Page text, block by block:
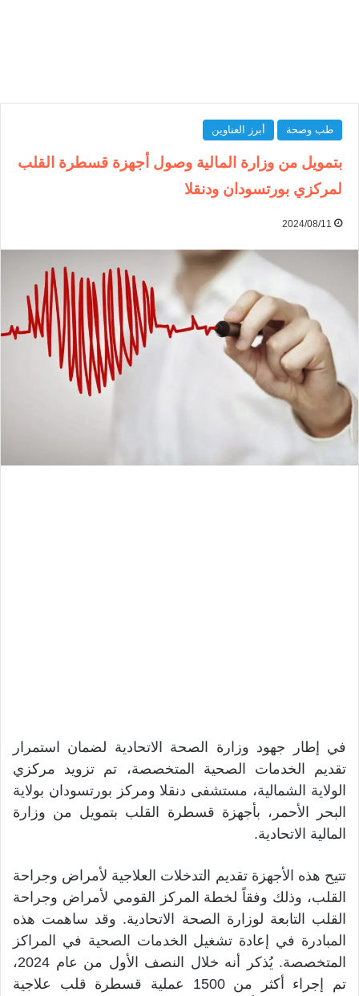
طب وصحة أبرز العناوين
بتمويل من وزارة المالية وصول أجهزة قسطرة القلب
لمركزي بورتسودان ودنقلا
2024/08/11
في إطار جهود وزارة الصحة الاتحادية لضمان استمرار
تقديم الخدمات الصحية المتخصصة، تم تزويد مركزي
الولاية الشمالية، مستشفى دنقلا ومركز بورتسودان بولاية
البحر الأحمر، بأجهزة قسطرة القلب بتمويل من وزارة
المالية الاتحادية.
تتيح هذه الأجهزة تقديم التدخلات العلاجية لأمراض وجراحة
القلب، وذلك وفقاً لخطة المركز القومي لأمراض وجراحة
القلب التابعة لوزارة الصحة الاتحادية. وقد ساهمت هذه
المبادرة في إعادة تشغيل الخدمات الصحية في المراكز
المتخصصة. يُذكر أنه خلال النصف الأول من عام 2024،
تم إجراء أكثر من 1500 عملية قسطرة قلب علاجية